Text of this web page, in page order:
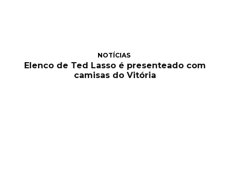
NOTÍCIAS
Elenco de Ted Lasso é presenteado com
camisas do Vitória